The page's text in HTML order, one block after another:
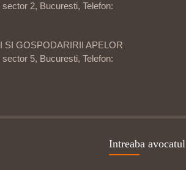
2, Bucuresti, Telefon:
SI GOSPODARIRII APELOR
5, Bucuresti, Telefon:
Intreaba avocatul